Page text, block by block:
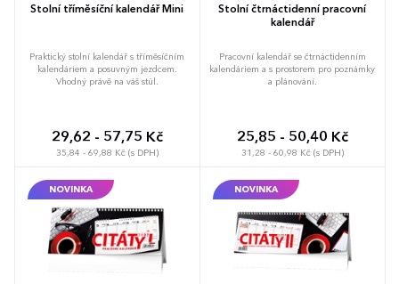
Stolní tříměsíční kalendář Mini
Praktický stolní kalendář s tříměsíčním
kalendáriem a posuvným jezdcem.
Vhodný právě na váš stůl.
29,62 - 57,75 Kč
35,84 - 69,88 Kč (s DPH)
Stolní čtrnáctidenní pracovní
kalendář
Pracovní kalendář se čtrnáctidenním
kalendáriem a s prostorem pro poznámky
a plánování.
25,85 - 50,40 Kč
31,28 - 60,98 Kč (s DPH)
NOVINKA NOVINKA